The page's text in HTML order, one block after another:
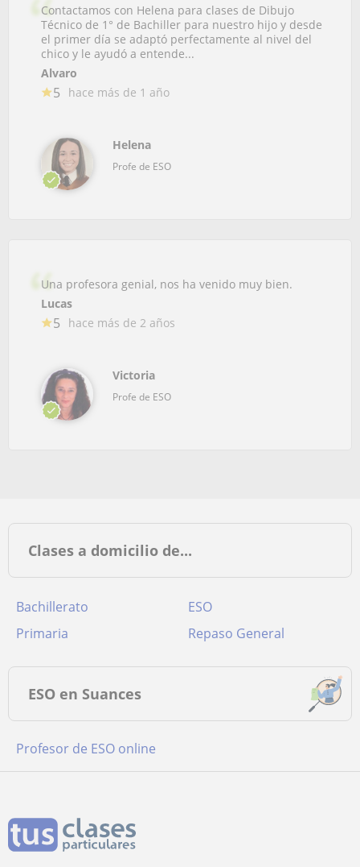
Contactamos con Helena para clases de Dibujo
Técnico de 1° de Bachiller para nuestro hijo y desde
el primer día se adaptó perfectamente al nivel del
chico y le ayudó a entende...
Alvaro
5 hace más de 1 año
Helena
Profe de ESO
Una profesora genial, nos ha venido muy bien.
Lucas
5 hace más de 2 años
Victoria
Profe de ESO
Clases a domicilio de...
Bachillerato
ESO
Primaria
Repaso General
ESO en Suances
Profesor de ESO online